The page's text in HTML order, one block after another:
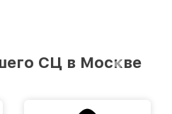
и
комплектующих, что
СЦ в Москве